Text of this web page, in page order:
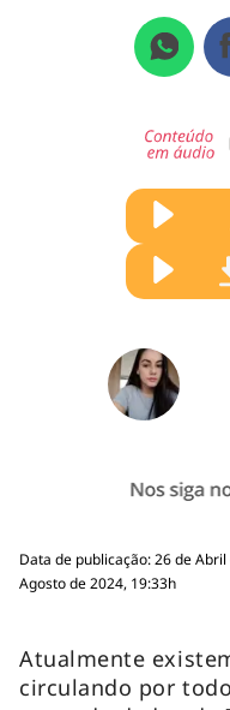
Data de publicação: 26 de
Agosto de 2024, 19:33h
Atualmente
circulando por